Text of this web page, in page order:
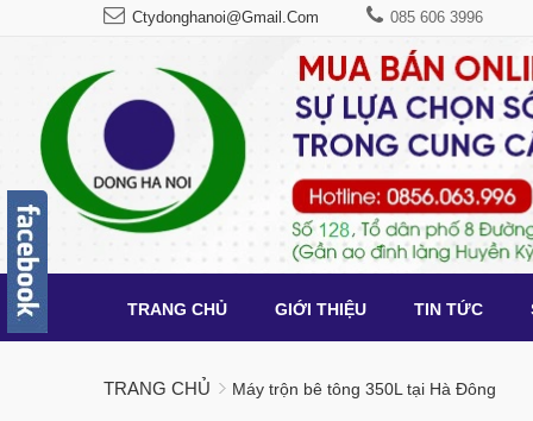
Ctydonghanoi@gmail.com 085 606 3996
TRANG CHỦ GIỚI THIỆU TIN TỨC
TRANG CHỦ Máy trộn bê tông 350L tại Hà Đông